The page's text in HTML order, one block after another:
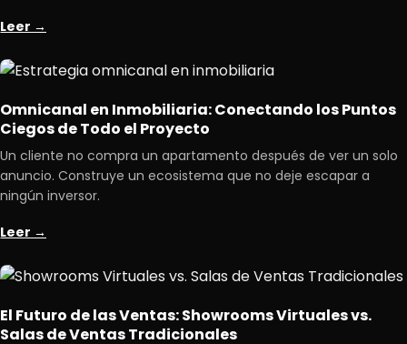
Leer →
Omnicanal en Inmobiliaria: Conectando los Puntos
Ciegos de Todo el Proyecto
Un cliente no compra un apartamento después de ver un solo
anuncio. Construye un ecosistema que no deje escapar a
ningún inversor.
Leer →
El Futuro de las Ventas: Showrooms Virtuales vs.
Salas de Ventas Tradicionales